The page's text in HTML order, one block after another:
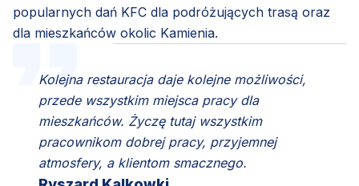
popularnych dań KFC dla podróżujących trasą oraz
dla mieszkańców okolic Kamienia.
Kolejna restauracja daje kolejne możliwości,
przede wszystkim miejsca pracy dla
mieszkańców. Życzę tutaj wszystkim
pracownikom dobrej pracy, przyjemnej
atmosfery, a klientom smacznego.